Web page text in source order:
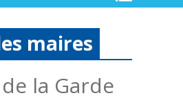
maires
la Garde